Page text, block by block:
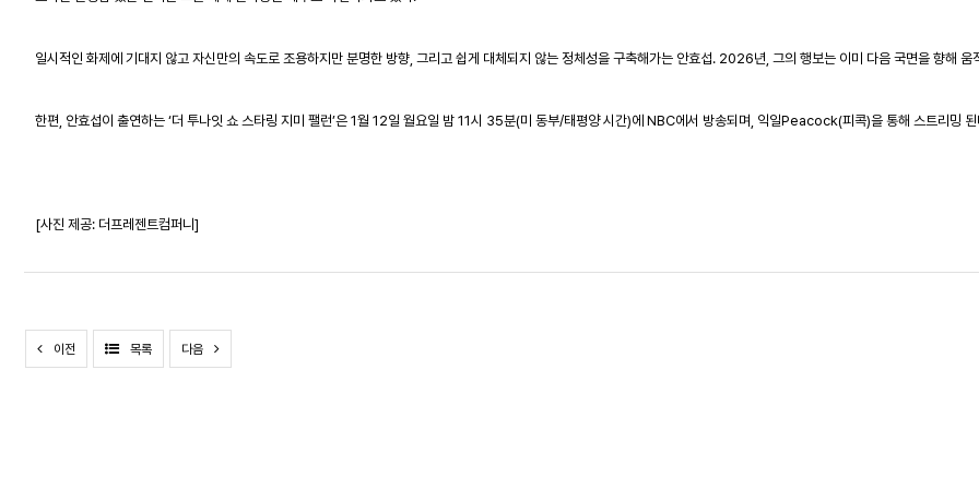
일시적인 화제에 기대지 않고 자신만의 속도로 조용하지만 분명한 방향 그리고 쉽게 대체되지 않는 정체성을 구축해가는 안효섭. 2026년 그의 행보는 이미 다음 국면을 향해 움
한편 안효섭이 출연하는 ‘더 투나잇 쇼 스타링 지미 팰런’은 1월 12일 월요일 밤 11시 35분(미 동부/태평양 시간)에 NBC에서 방송되며 익일Peacock(피콕)을 통해 스트리밍
[사진 제공: 더프레젠트컴퍼니 ]
이전 목록 다음